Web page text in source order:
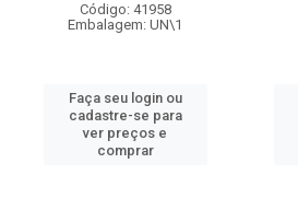
Código: 41958
Embalagem: UN\1
Faça seu login ou
cadastre-se para
ver preços e
comprar